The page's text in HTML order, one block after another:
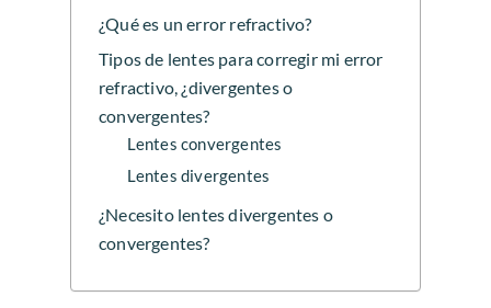
¿Qué es un error refractivo?
Tipos de lentes para corregir mi error
refractivo, ¿divergentes o
convergentes?
Lentes convergentes
Lentes divergentes
¿Necesito lentes divergentes o
convergentes?